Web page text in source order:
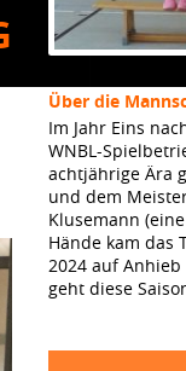
Über die
Im Jahr Eins
WNBL-
achtjährige Ära
und dem
Klusemann
Hände kam das
2024 auf
geht diese